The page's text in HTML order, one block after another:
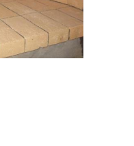
эффективность